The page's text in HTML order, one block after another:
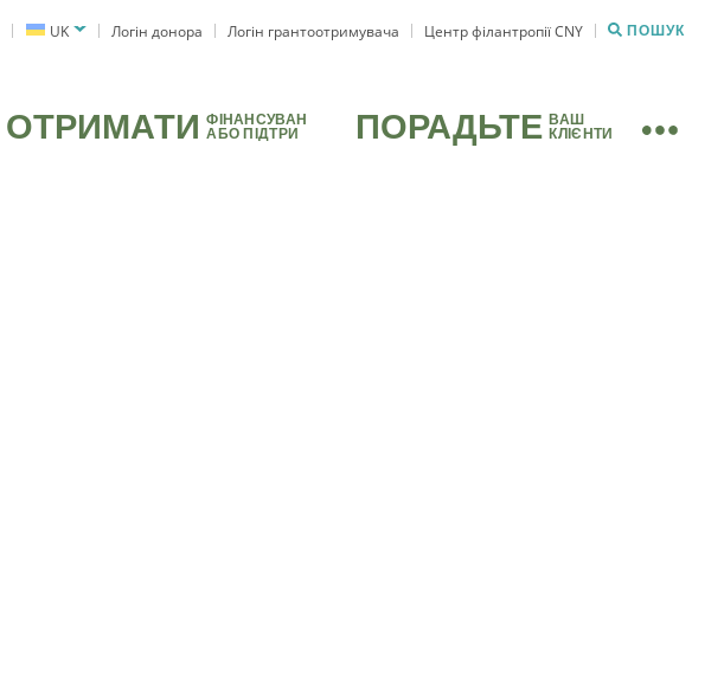
UK Логін донора Логін грантоотримувача Центр філантропії CNY ПОШУК
ОТРИМАТИ ФІНАНСУВАН
АБО ПІДТРИ ПОРАДЬТЕ ВАШ
КЛІЄНТИ